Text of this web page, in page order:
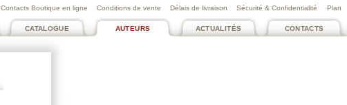
Plan
Contacts Boutique en ligne Conditions de vente Délais de livraison Sécurité & Confidentialité
CONTACTS
ACTUALITÉS
AUTEURS
CATALOGUE